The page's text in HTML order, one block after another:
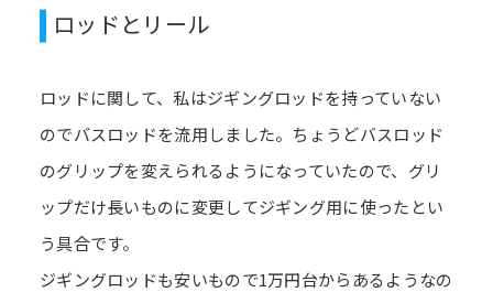
ロッドとリール
ロッドに関して、私はジギングロッドを持っていない
のでバスロッドを流用しました。ちょうどバスロッド
のグリップを変えられるようになっていたので、グリ
ップだけ長いものに変更してジギング用に使ったとい
う具合です。
ジギングロッドも安いもので1万円台からあるようなの